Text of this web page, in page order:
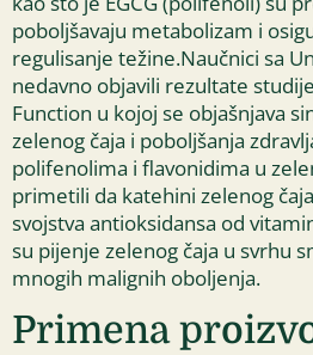
poboljšavaju metabolizam i
regulisanje težine.Naučnici sa
nedavno objavili rezultate
Function u kojoj se objašnjava
zelenog čaja i poboljšanja
polifenolima i flavonidima u
primetili da katehini zelenog
svojstva antioksidansa od
su pijenje zelenog čaja u svrhu
mnogih malignih oboljenja.
Primena